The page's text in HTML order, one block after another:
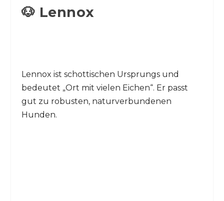
🐶 Lennox
Lennox ist schottischen Ursprungs und
bedeutet „Ort mit vielen Eichen“. Er passt
gut zu robusten, naturverbundenen
Hunden.